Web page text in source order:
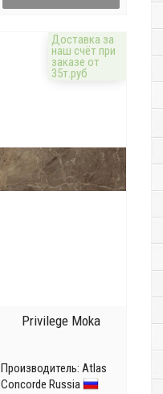
Доставка за
наш счёт при
заказе от
35т.руб
Privilege Moka
Производитель: Atlas
Concorde Russia